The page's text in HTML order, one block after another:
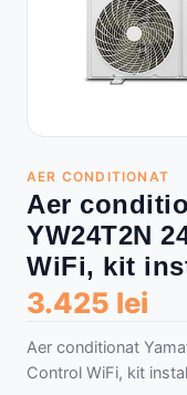
AER CONDITIONAT
Aer
YW24T2N
WiFi, kit
3.425 lei
Aer conditionat
Control WiFi, kit